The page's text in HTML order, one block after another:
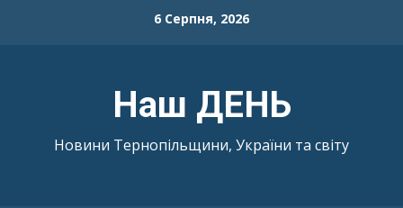
6 Серпня, 2026
Наш ДЕНЬ
Новини Тернопільщини, України та світу